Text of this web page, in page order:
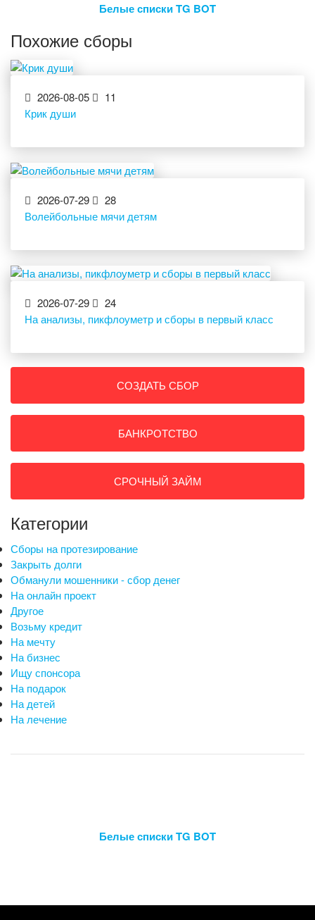
Белые списки TG BOT
Похожие сборы
2026-08-05
11
Крик души
2026-07-29
28
Волейбольные мячи детям
2026-07-29
24
На анализы, пикфлоуметр и сборы в первый класс
СОЗДАТЬ СБОР
БАНКРОТСТВО
СРОЧНЫЙ ЗАЙМ
Категории
Сборы на протезирование
Закрыть долги
Обманули мошенники - сбор денег
На онлайн проект
Другое
Возьму кредит
На мечту
На бизнес
Ищу спонсора
На подарок
На детей
На лечение
Белые списки TG BOT